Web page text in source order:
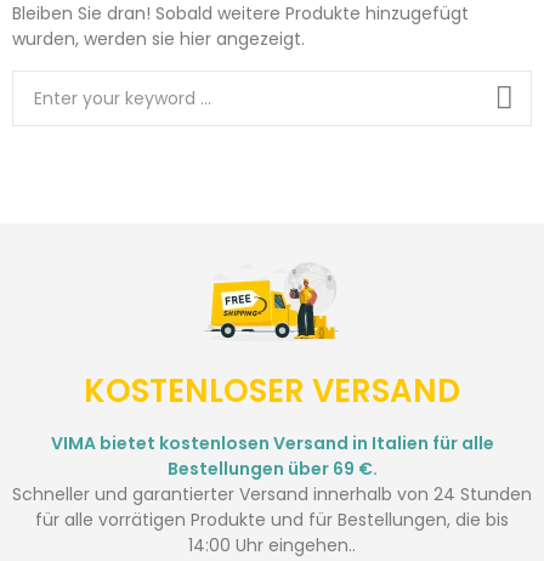
Bleiben Sie dran! Sobald weitere Produkte hinzugefügt
wurden, werden sie hier angezeigt.
KOSTENLOSER VERSAND
VIMA bietet kostenlosen Versand in Italien für alle
Bestellungen über 69 €.
Schneller und garantierter Versand innerhalb von 24 Stunden
für alle vorrätigen Produkte und für Bestellungen, die bis
14:00 Uhr eingehen..